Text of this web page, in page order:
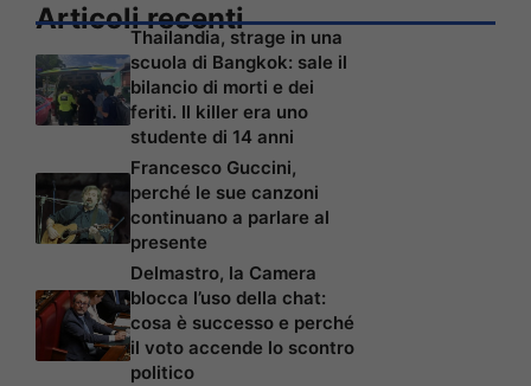
Articoli recenti
Thailandia, strage in una
scuola di Bangkok: sale il
bilancio di morti e dei
feriti. Il killer era uno
studente di 14 anni
Francesco Guccini,
perché le sue canzoni
continuano a parlare al
presente
Delmastro, la Camera
blocca l’uso della chat:
cosa è successo e perché
il voto accende lo scontro
politico